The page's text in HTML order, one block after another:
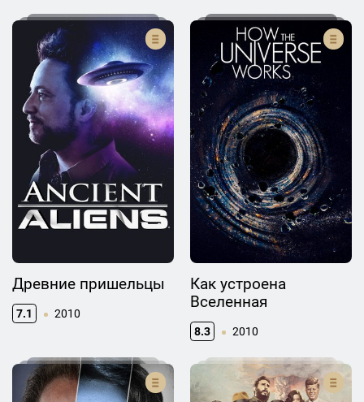
Древние пришельцы
7.1 2010
Как устроена
Вселенная
8.3 2010